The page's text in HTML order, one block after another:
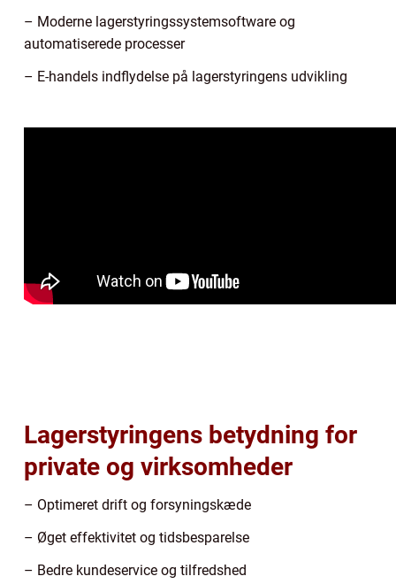
– Moderne lagerstyringssystemsoftware og
automatiserede processer
– E-handels indflydelse på lagerstyringens udvikling
Lagerstyringens betydning for
private og virksomheder
– Optimeret drift og forsyningskæde
– Øget effektivitet og tidsbesparelse
– Bedre kundeservice og tilfredshed